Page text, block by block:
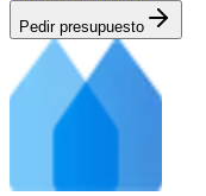
Pedir presupuesto